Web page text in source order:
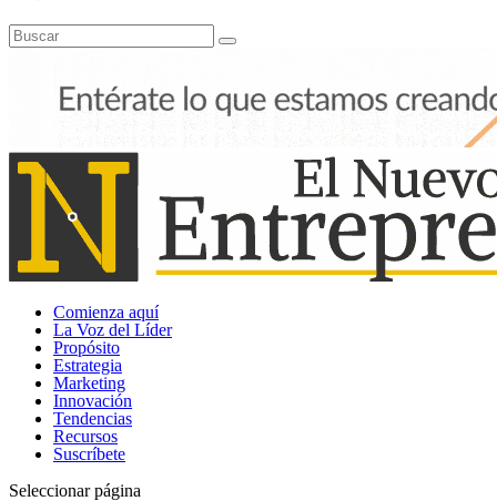
Comienza aquí
La Voz del Líder
Propósito
Estrategia
Marketing
Innovación
Tendencias
Recursos
Suscríbete
Seleccionar página